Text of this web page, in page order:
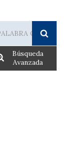
Búsqueda
Avanzada